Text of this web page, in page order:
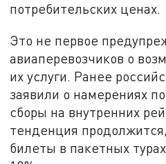
потребительских ценах.
Это не первое
авиаперевозчиков о
их услуги. Ранее
заявили о намерениях
сборы на внутренних
тенденция
билеты в пакетных